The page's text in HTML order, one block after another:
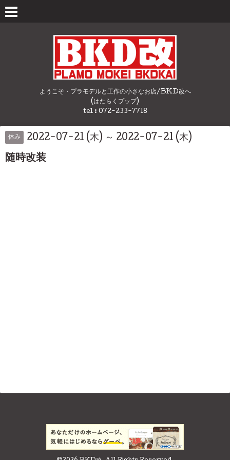
ようこそ・プラモデルと工作の小さなお店/BKD改へ
(はたらくプップ)
tel : 072-233-7718
休み 2022-07-21 (木) ～ 2022-07-21 (木)
随時改装